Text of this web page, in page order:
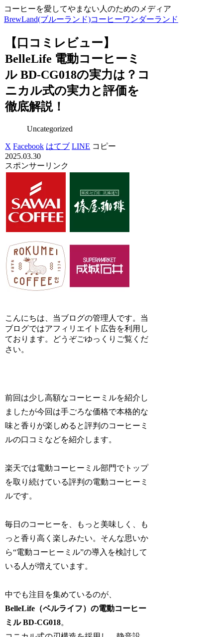
コーヒーを愛してやまない人のためのメディア
BrewLand(ブルーランド)コーヒーワンダーランド
【口コミレビュー】
BelleLife 電動コーヒーミ
ル BD-CG018の実力は？コ
ニカル式の実力と評価を
徹底解説！
Uncategorized
X Facebook はてブ LINE コピー
2025.03.30
スポンサーリンク
こんにちは、当ブログの管理人です。当
ブログではアフィリエイト広告を利用し
ております。どうぞごゆっくりご覧くだ
さい。
前回は少し高額なコーヒーミルを紹介し
ましたが今回は手ごろな価格で本格的な
味と香りが楽しめると評判のコーヒーミ
ルの口コミなどを紹介します。
楽天では電動コーヒーミル部門でトップ
を取り続けている評判の電動コーヒーミ
ルです。
毎日のコーヒーを、もっと美味しく、も
っと香り高く楽しみたい。そんな思いか
ら“電動コーヒーミル”の導入を検討して
いる人が増えています。
中でも注目を集めているのが、
BelleLife（ベルライフ）の電動コーヒー
ミル BD-CG018。